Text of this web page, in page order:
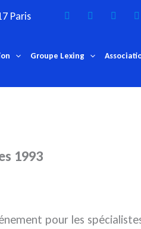
Paris
Groupe Lexing
1993
pour les